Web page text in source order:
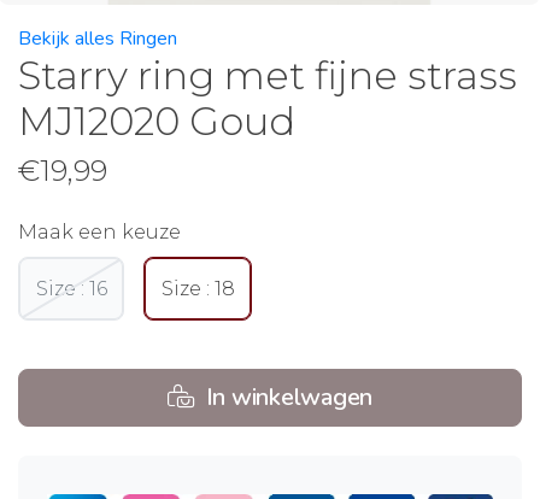
Bekijk alles Ringen
Starry ring met fijne strass
MJ12020 Goud
€19,99
Maak een keuze
Size : 16 Size : 18
In winkelwagen